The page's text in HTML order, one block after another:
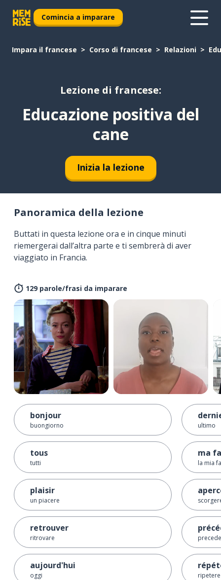
Comincia a imparare
Impara il francese Corso di francese Relazioni
Lezione di francese:
Educazione positiva del
cane
Inizia la lezione
Panoramica della lezione
Buttati in questa lezione ora e in cinque minuti
riemergerai dall’altra parte e ti sembrerà di aver
viaggiato in Francia.
129 parole/frasi da imparare
bonjour
buongiorno
tous
tutti
plaisir
un piacere
retrouver
ritrovare
aujourd'hui
oggi
ultimo
ma
la mia
ripetere